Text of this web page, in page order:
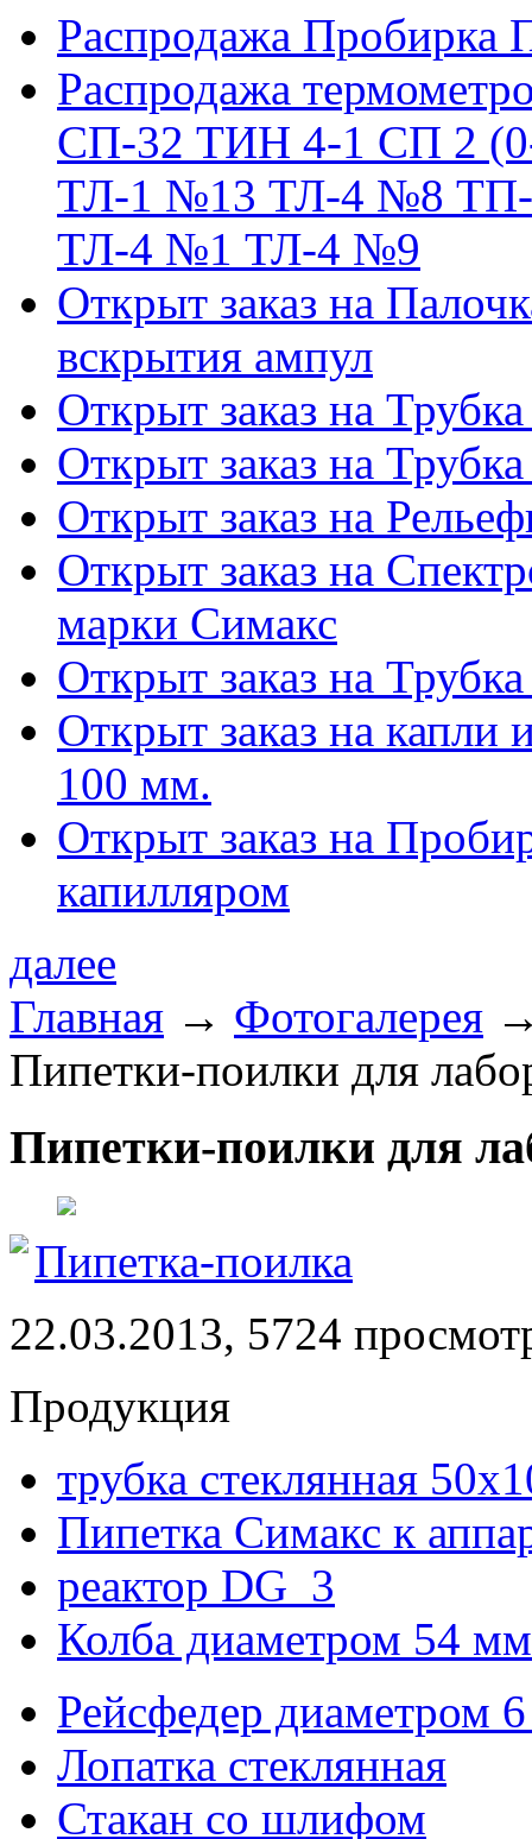
Распродажа Пробирка
Распродажа
СП-32 ТИН 4-1 СП 2
ТЛ-1 №13 ТЛ-4 №8 ТП-
ТЛ-4 №1 ТЛ-4 №9
Открыт заказ на
вскрытия ампул
Открыт заказ на
Открыт заказ на
Открыт заказ на
Открыт заказ на
марки Симакс
Открыт заказ на
Открыт заказ на капли
100 мм.
Открыт заказ на
капилляром
далее
Главная → Фотогалерея
Пипетки-поилки для
Пипетки-поилки для
Пипетка-поилка
22.03.2013, 5724
Продукция
трубка стеклянная
Пипетка Симакс к
реактор DG_3
Колба диаметром 54 мм
Рейсфедер диаметром
Лопатка стеклянная
Стакан со шлифом